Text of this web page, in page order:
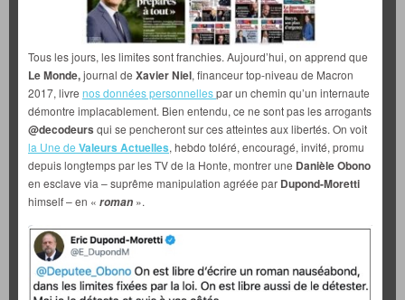
Tous les jours, les limites sont franchies. Aujourd’hui, on apprend que
Le Monde,journal de Xavier Niel, financeur top-niveau de Macron
2017, livre nos données personnellespar un chemin qu’un internaute
démontre implacablement. Bien entendu, ce ne sont pas les arrogants
@decodeurs qui se pencheront sur ces atteintes aux libertés. On voit
la Une de Valeurs Actuelles, hebdo toléré, encouragé, invité, promu
depuis longtemps par les TV de la Honte, montrer une Danièle Obono
en esclave via – suprême manipulation agréée par Dupond-Moretti
himself – en « roman ».